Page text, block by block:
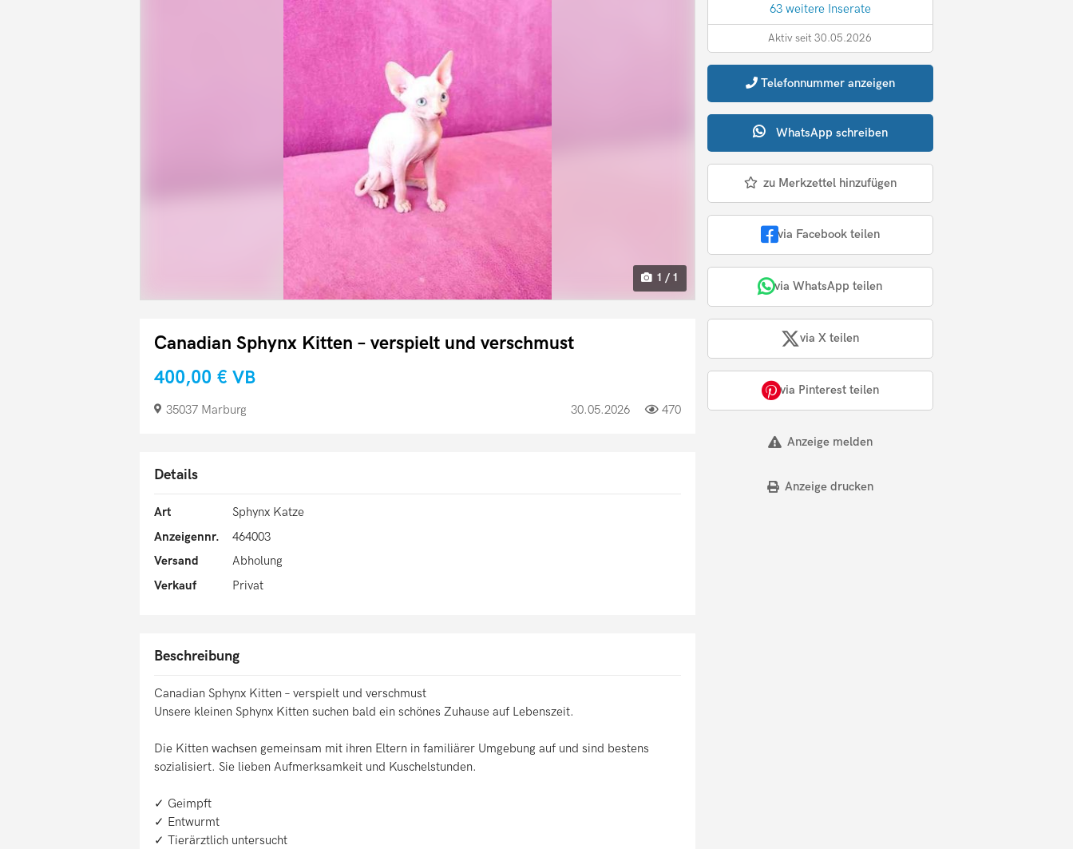
1 / 1
Canadian Sphynx Kitten – verspielt und verschmust
400,00 € VB
35037 Marburg 30.05.2026 470
Details
Art
Sphynx Katze
Anzeigennr.
464003
Versand
Abholung
Verkauf
Privat
Beschreibung
Canadian Sphynx Kitten – verspielt und verschmust
Unsere kleinen Sphynx Kitten suchen bald ein schönes Zuhause auf Lebenszeit.
Die Kitten wachsen gemeinsam mit ihren Eltern in familiärer Umgebung auf und sind bestens
sozialisiert. Sie lieben Aufmerksamkeit und Kuschelstunden.
✓ Geimpft
✓ Entwurmt
✓ Tierärztlich untersucht
63 weitere Inserate
Aktiv seit 30.05.2026
Telefonnummer anzeigen
WhatsApp schreiben
zu Merkzettel hinzufügen
via Facebook teilen
via WhatsApp teilen
via X teilen
via Pinterest teilen
Anzeige melden
Anzeige drucken